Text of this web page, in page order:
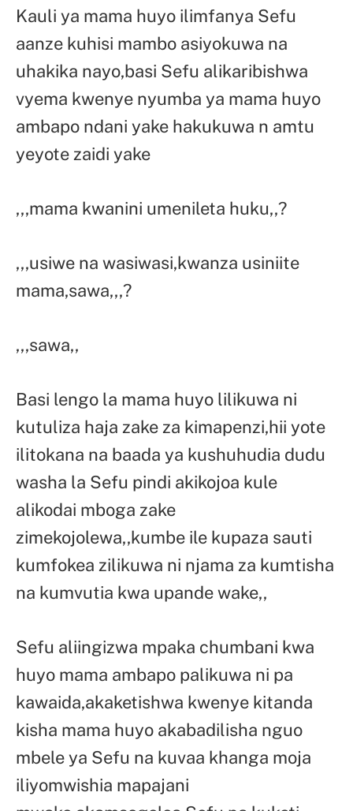
Kauli ya mama huyo ilimfanya Sefu
aanze kuhisi mambo asiyokuwa na
uhakika nayo,basi Sefu alikaribishwa
vyema kwenye nyumba ya mama huyo
ambapo ndani yake hakukuwa n amtu
yeyote zaidi yake
,,,mama kwanini umenileta huku,,?
,,,usiwe na wasiwasi,kwanza usiniite
mama,sawa,,,?
,,,sawa,,
Basi lengo la mama huyo lilikuwa ni
kutuliza haja zake za kimapenzi,hii yote
ilitokana na baada ya kushuhudia dudu
washa la Sefu pindi akikojoa kule
alikodai mboga zake
zimekojolewa,,kumbe ile kupaza sauti
kumfokea zilikuwa ni njama za kumtisha
na kumvutia kwa upande wake,,
Sefu aliingizwa mpaka chumbani kwa
huyo mama ambapo palikuwa ni pa
kawaida,akaketishwa kwenye kitanda
kisha mama huyo akabadilisha nguo
mbele ya Sefu na kuvaa khanga moja
iliyomwishia mapajani